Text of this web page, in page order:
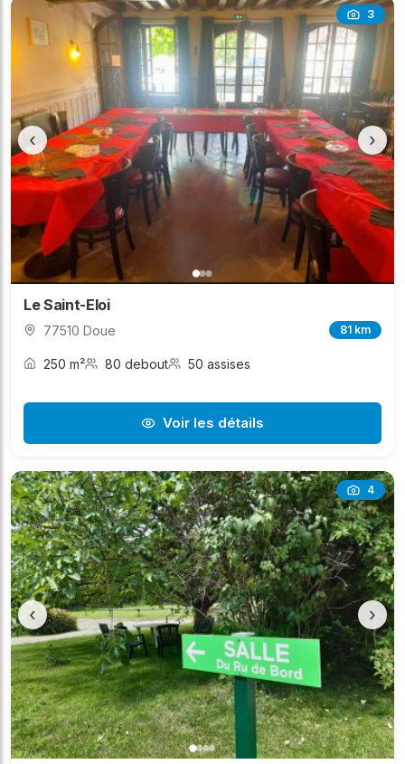
3
‹ ›
Le Saint-Eloi
77510 Doue 81 km
250 m² 80 debout 50 assises
Voir les détails
4
‹ ›